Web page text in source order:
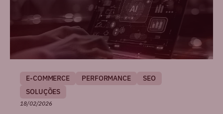
E-COMMERCE PERFORMANCE
SEO
SOLUÇÕES
18/02/2026